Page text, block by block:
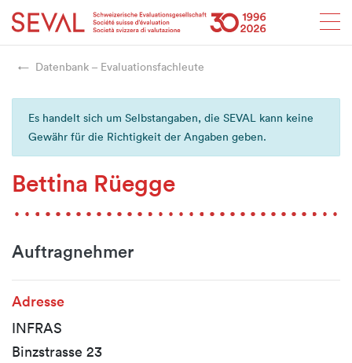
Startseite
Weiter zur Hauptnavigation
Weiter zum Inhalt
Weiter zur Kontaktseite
Weiter zur Sitemap
Weiter zur Suche
Weiter zum Login SEVAL
Datenbank – Evaluationsfachleute
Es handelt sich um Selbstangaben, die SEVAL kann keine
Gewähr für die Richtigkeit der Angaben geben.
Bettina Rüegge
Auftragnehmer
Adresse
INFRAS
Binzstrasse 23